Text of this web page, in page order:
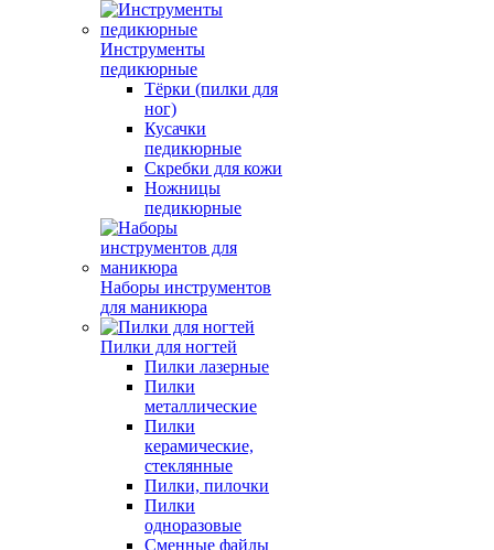
Инструменты
педикюрные
Тёрки (пилки для
ног)
Кусачки
педикюрные
Скребки для кожи
Ножницы
педикюрные
Наборы инструментов
для маникюра
Пилки для ногтей
Пилки лазерные
Пилки
металлические
Пилки
керамические,
стеклянные
Пилки, пилочки
Пилки
одноразовые
Сменные файлы